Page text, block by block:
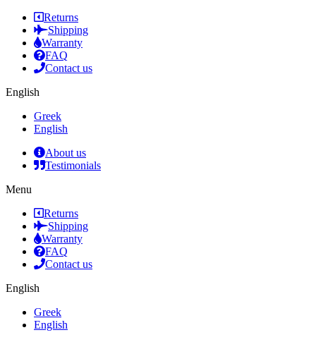
Returns
Shipping
Warranty
FAQ
Contact us
English
Greek
English
About us
Testimonials
Menu
Returns
Shipping
Warranty
FAQ
Contact us
English
Greek
English